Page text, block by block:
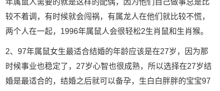
年属鼠人需要的就是这样的配偶，因为他们自己做事总是比
较不着调，有时候就会闯祸，有属龙人在他们就比较不慌，
两个人在一起，1996年属鼠人会很轻松2生肖鼠和生肖猴。
2、97年属鼠女生最适合结婚的年龄应该是在27岁，因为那
时候事业也稳定了，27岁心智也很成熟，所以选择在27岁结
婚是最适合的，结婚之后就可以备孕，生白白胖胖的宝宝97